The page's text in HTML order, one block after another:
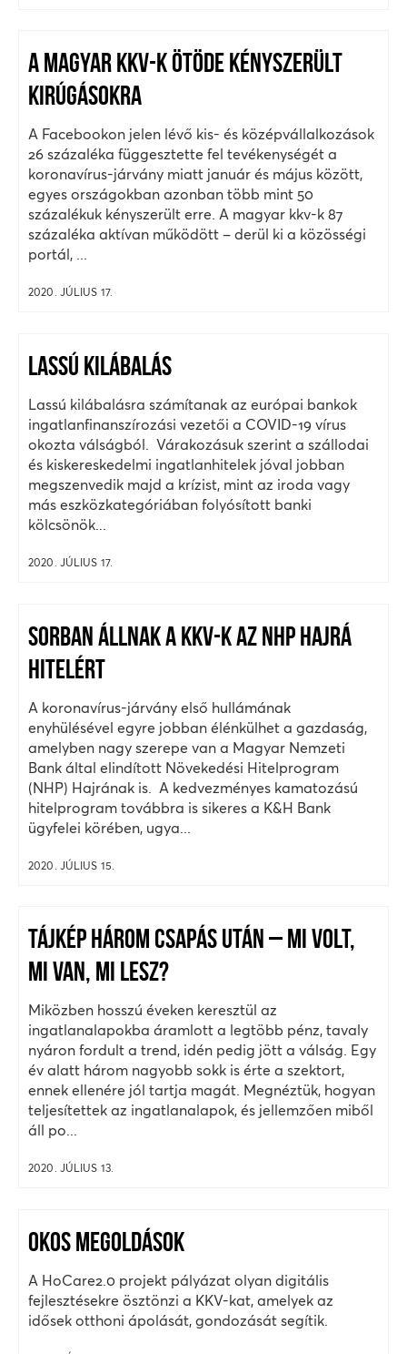
A MAGYAR KKV-K ÖTÖDE KÉNYSZERÜLT
KIRÚGÁSOKRA
A Facebookon jelen lévő kis- és középvállalkozások
26 százaléka függesztette fel tevékenységét a
koronavírus-járvány miatt január és május között,
egyes országokban azonban több mint 50
százalékuk kényszerült erre. A magyar kkv-k 87
százaléka aktívan működött – derül ki a közösségi
portál, ...
2020. JÚLIUS 17.
LASSÚ KILÁBALÁS
Lassú kilábalásra számítanak az európai bankok
ingatlanfinanszírozási vezetői a COVID-19 vírus
okozta válságból. Várakozásuk szerint a szállodai
és kiskereskedelmi ingatlanhitelek jóval jobban
megszenvedik majd a krízist, mint az iroda vagy
más eszközkategóriában folyósított banki
kölcsönök...
2020. JÚLIUS 17.
SORBAN ÁLLNAK A KKV-K AZ NHP HAJRÁ
HITELÉRT
A koronavírus-járvány első hullámának
enyhülésével egyre jobban élénkülhet a gazdaság,
amelyben nagy szerepe van a Magyar Nemzeti
Bank által elindított Növekedési Hitelprogram
(NHP) Hajrának is. A kedvezményes kamatozású
hitelprogram továbbra is sikeres a K&H Bank
ügyfelei körében, ugya...
2020. JÚLIUS 15.
TÁJKÉP HÁROM CSAPÁS UTÁN – MI VOLT,
MI VAN, MI LESZ?
Miközben hosszú éveken keresztül az
ingatlanalapokba áramlott a legtöbb pénz, tavaly
nyáron fordult a trend, idén pedig jött a válság. Egy
év alatt három nagyobb sokk is érte a szektort,
ennek ellenére jól tartja magát. Megnéztük, hogyan
teljesítettek az ingatlanalapok, és jellemzően miből
áll po...
2020. JÚLIUS 13.
OKOS MEGOLDÁSOK
A HoCare2.0 projekt pályázat olyan digitális
fejlesztésekre ösztönzi a KKV-kat, amelyek az
idősek otthoni ápolását, gondozását segítik.